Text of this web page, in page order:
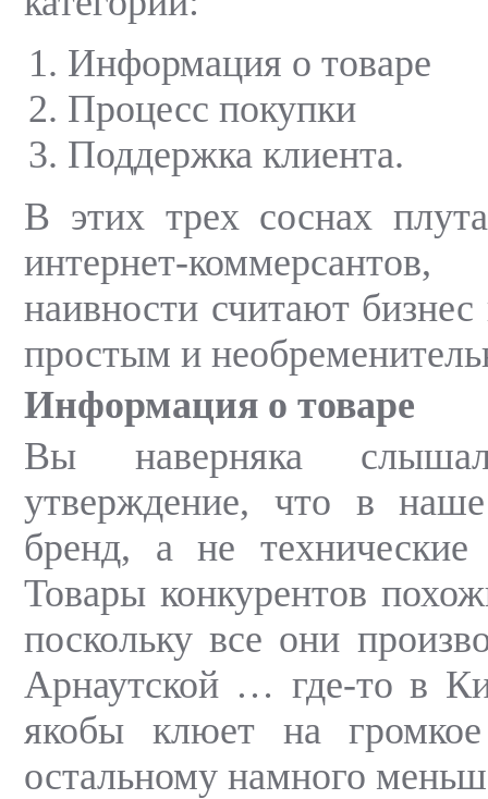
Информация о товаре
Процесс покупки
Поддержка клиента.
В этих трех соснах
интернет-
наивности считают
простым и
Информация о товаре
Вы наверняка
утверждение, что в
бренд, а не технические
Товары конкурентов
поскольку все они
Арнаутской … где-то в
якобы клюет на
остальному намного